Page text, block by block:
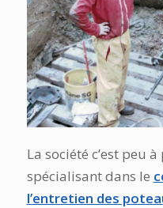
La société c’est peu
spécialisant dans le
l’entretien des